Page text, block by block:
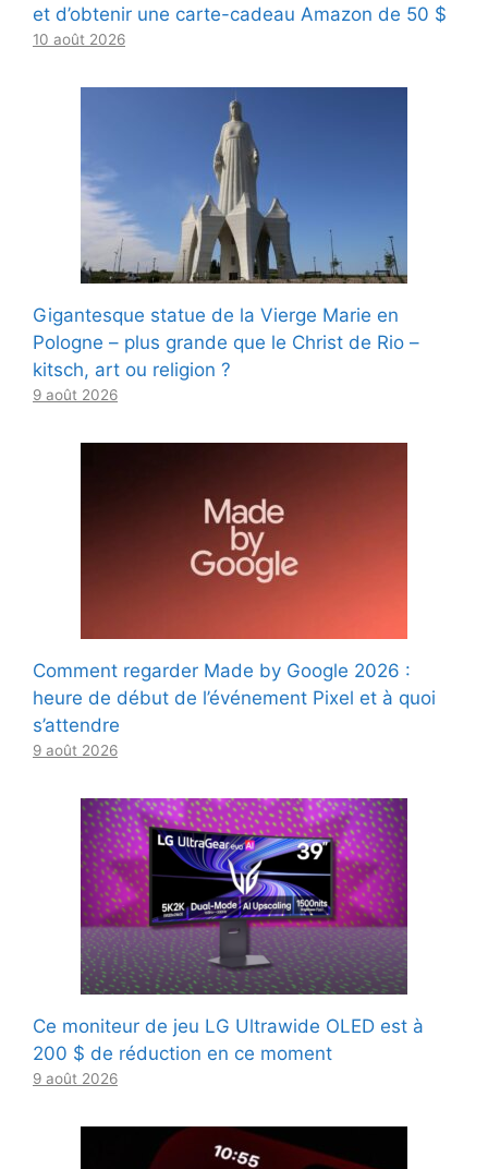
et d’obtenir une carte-cadeau Amazon de 50 $
10 août 2026
Gigantesque statue de la Vierge Marie en
Pologne – plus grande que le Christ de Rio –
kitsch, art ou religion ?
9 août 2026
Comment regarder Made by Google 2026 :
heure de début de l’événement Pixel et à quoi
s’attendre
9 août 2026
Ce moniteur de jeu LG Ultrawide OLED est à
200 $ de réduction en ce moment
9 août 2026